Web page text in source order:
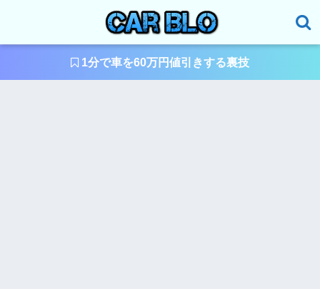
1分で車を60万円値引きする裏技